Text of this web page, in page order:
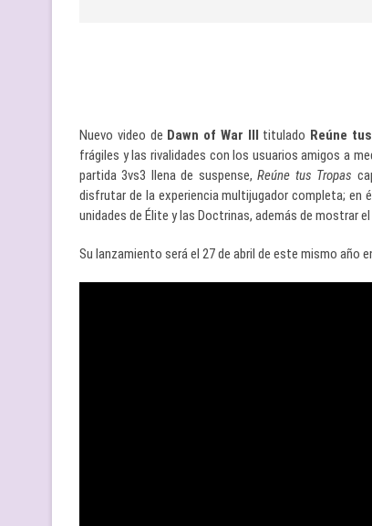
Nuevo video de Dawn of War III titulado Reúne
frágiles y las rivalidades con los usuarios amigos a
partida 3vs3 llena de suspense,Reúne tus Tropas
disfrutar de la experiencia multijugador completa; en
unidades de Élite y las Doctrinas, además de
Su lanzamiento será el 27 de abril de este mismo año